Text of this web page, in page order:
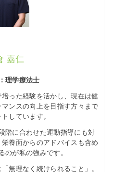
嘉仁
理学療法士
った経験を活かし、現在は健
ンスの向上を目指す方々まで
しています。
階に合わせた運動指導にも対
養面からのアドバイスも含め
のが私の強みです。
無理なく続けられること」。